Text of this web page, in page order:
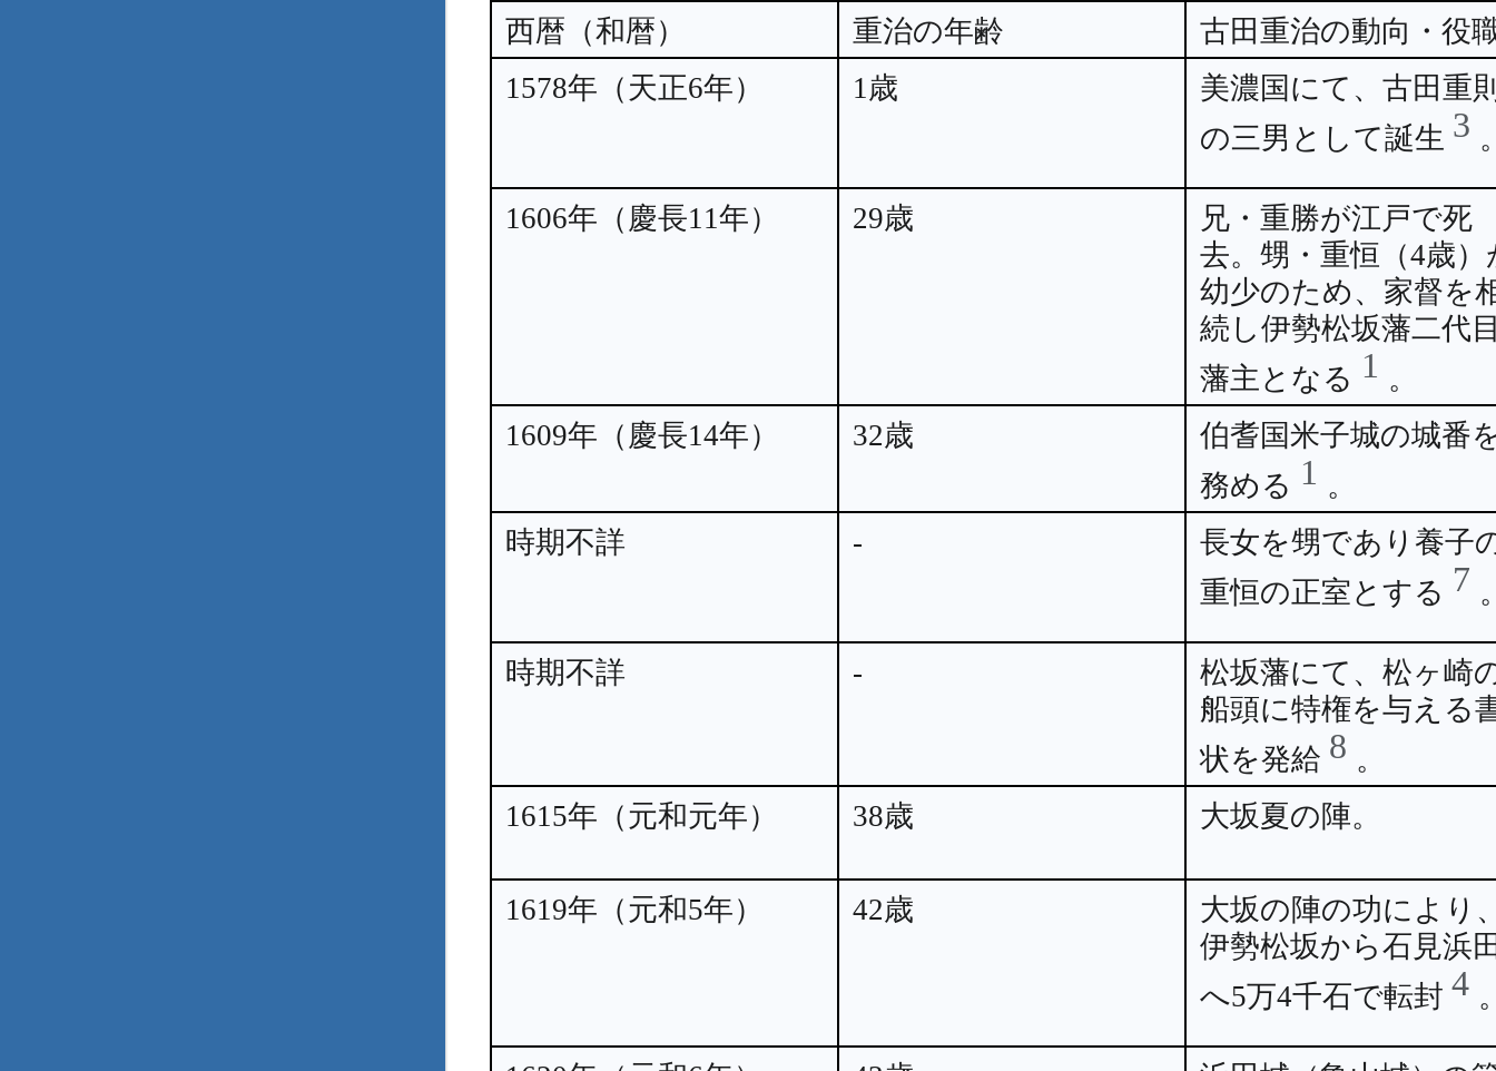
西暦（和暦） 重治の年齢
古田重治の動向・役
1578年（天正6年）
1歳
美濃国にて、古田重
の三男として誕生 3
1606年（慶長11年） 29歳
兄・重勝が江戸で死
去。甥・重恒（4歳）
幼少のため、家督を
続し伊勢松坂藩二代
藩主となる 1 。
1609年（慶長14年）
32歳
伯耆国米子城の城番
務める 1 。
時期不詳
-
長女を甥であり養子
重恒の正室とする 7
時期不詳 -
松坂藩にて、松ヶ崎
船頭に特権を与える
状を発給 8 。
1615年（元和元年）
38歳 大坂夏の陣。
1619年（元和5年） 42歳
大坂の陣の功により
伊勢松坂から石見浜
へ5万4千石で転封 4